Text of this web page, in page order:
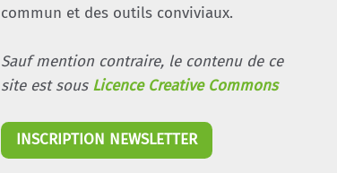
commun et des outils conviviaux.
Sauf mention contraire, le contenu de ce
site est sous Licence Creative Commons
INSCRIPTION NEWSLETTER